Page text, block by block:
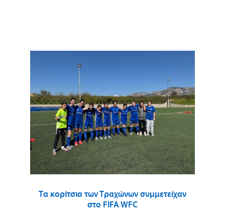
Τα κορίτσια των Τραχώνων συμμετείχαν
στο FIFA WFC